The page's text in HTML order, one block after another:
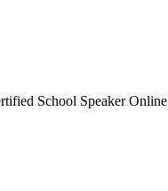
School Speaker Online